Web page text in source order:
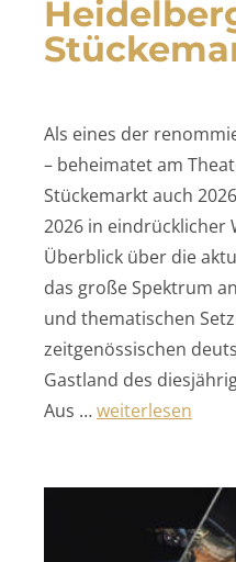
Als eines der
– beheimatet am
Stückemarkt auch
2026 in eindrücklicher
Überblick über die
das große Spektrum
und thematischen
zeitgenössischen
Gastland des
Aus …„Heidelberger
weiterlesen